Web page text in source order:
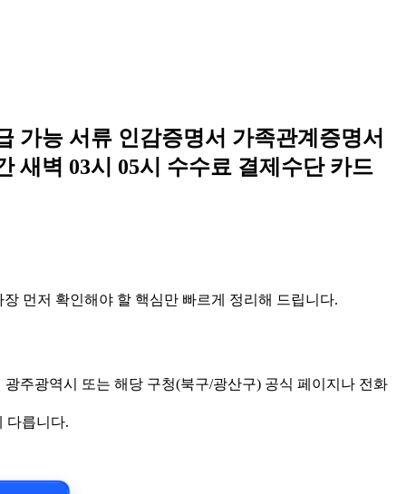
가능 서류 인감증명서 가족관계증명서
새벽 03시 05시 수수료 결제수단 카드
먼저 확인해야 할 핵심만 빠르게 정리해 드립니다.
주광역시 또는 해당 구청(북구/광산구) 공식 페이지나 전화
다릅니다.